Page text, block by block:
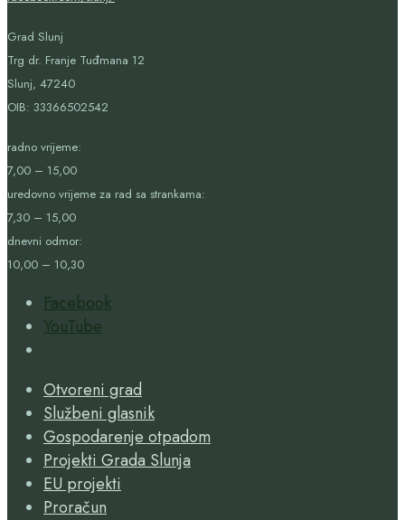
Grad Slunj
Trg dr. Franje Tuđmana 12
Slunj, 47240
OIB: 33366502542
radno vrijeme:
7,00 – 15,00
uredovno vrijeme za rad sa strankama:
7,30 – 15,00
dnevni odmor:
10,00 – 10,30
Facebook
YouTube
Window
Otvoreni grad
Službeni glasnik
Gospodarenje otpadom
Projekti Grada Slunja
EU projekti
Proračun